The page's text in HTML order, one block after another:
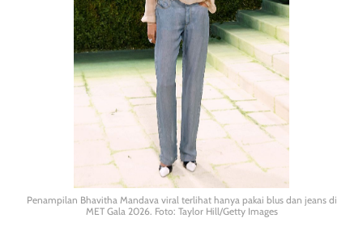
Penampilan Bhavitha Mandava viral terlihat hanya pakai blus dan jeans di
MET Gala 2026. Foto: Taylor Hill/Getty Images